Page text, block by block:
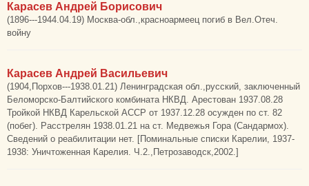
Карасев Андрей Борисович
(1896---1944.04.19) Москва-обл.,красноармеец погиб в Вел.Отеч.
войну
Карасев Андрей Васильевич
(1904,Порхов---1938.01.21) Ленинградская обл.,русский, заключенный
Беломорско-Балтийского комбината НКВД. Арестован 1937.08.28
Тройкой НКВД Карельской АССР от 1937.12.28 осужден по ст. 82
(побег). Расстрелян 1938.01.21 на ст. Медвежья Гора (Сандармох).
Сведений о реабилитации нет. [Поминальные списки Карелии, 1937-
1938: Уничтоженная Карелия. Ч.2.,Петрозаводск,2002.]